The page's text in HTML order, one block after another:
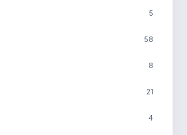
5
58
8
21
4